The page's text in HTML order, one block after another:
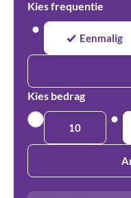
Kies frequentie
Eenmalig
Kies bedrag
10